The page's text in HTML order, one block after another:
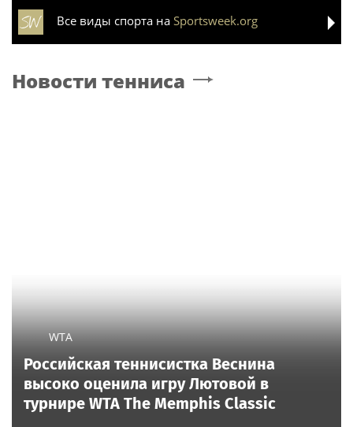
Все виды спорта на Sportsweek.org
Новости тенниса
WTA
Российская теннисистка Веснина
высоко оценила игру Лютовой в
турнире WTA The Memphis Classic